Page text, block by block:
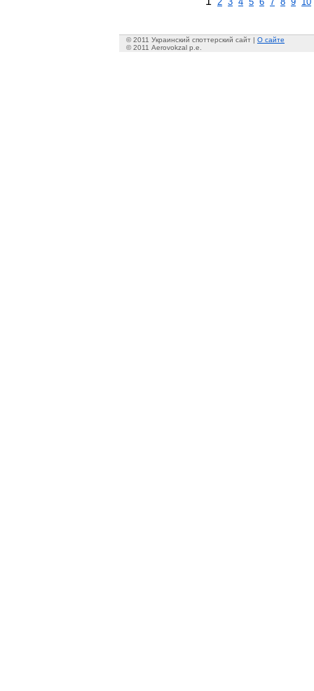
© 2011 Украинский споттерский сайт | О сайте
© 2011 Aerovokzal p.e.